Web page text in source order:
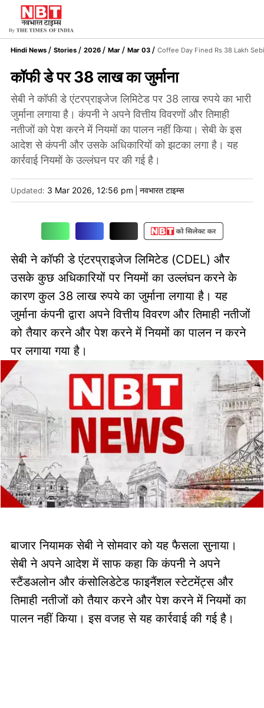
Hindi News Stories 2026 Mar Mar 03 Coffee Day Fined Rs 38 Lakh
कॉफी डे पर 38 लाख का जुर्माना
सेबी ने कॉफी डे एंटरप्राइजेज लिमिटेड पर 38 लाख रुपये का भारी
जुर्माना लगाया है। कंपनी ने अपने वित्तीय विवरणों और तिमाही
नतीजों को पेश करने में नियमों का पालन नहीं किया। सेबी के इस
आदेश से कंपनी और उसके अधिकारियों को झटका लगा है। यह
कार्रवाई नियमों के उल्लंघन पर की गई है।
Updated: 3 Mar 2026, 12:56 pm नवभारत टाइम्स
सेबी ने कॉफी डे एंटरप्राइजेज लिमिटेड (CDEL) और
उसके कुछ अधिकारियों पर नियमों का उल्लंघन करने के
कारण कुल 38 लाख रुपये का जुर्माना लगाया है। यह
जुर्माना कंपनी द्वारा अपने वित्तीय विवरण और तिमाही नतीजों
को तैयार करने और पेश करने में नियमों का पालन न करने
पर लगाया गया है।
बाजार नियामक सेबी ने सोमवार को यह फैसला सुनाया।
सेबी ने अपने आदेश में साफ कहा कि कंपनी ने अपने
स्टैंडअलोन और कंसोलिडेटेड फाइनैंशल स्टेटमेंट्स और
तिमाही नतीजों को तैयार करने और पेश करने में नियमों का
पालन नहीं किया। इस वजह से यह कार्रवाई की गई है।